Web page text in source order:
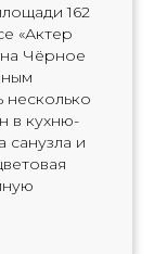
162
«Актер
Чёрное
несколько
в кухню-
санузла и